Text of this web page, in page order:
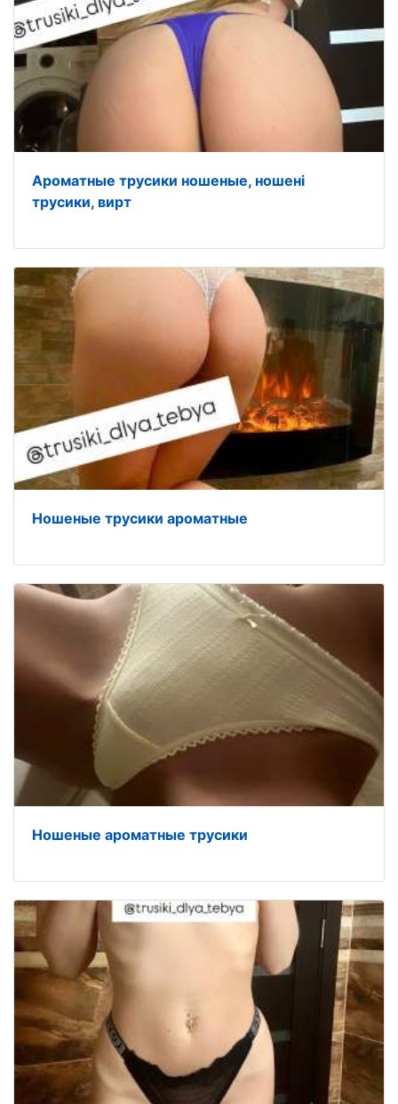
Ароматные трусики ношеные, ношені
трусики, вирт
Ношеные трусики ароматные
Ношеные ароматные трусики